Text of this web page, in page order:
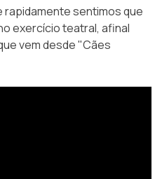
sentimos que
exercício teatral, afinal
vem desde "Cães